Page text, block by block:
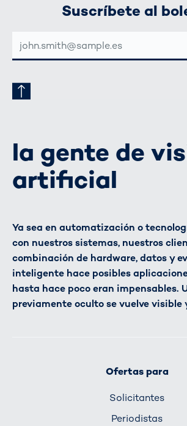
Suscríbete al
CORREO
la gente de
artificial
Ya sea en automatización o
con nuestros sistemas, nuestros
combinación de hardware, datos y
inteligente hace posibles
hasta hace poco eran impensables.
previamente oculto se vuelve visible
Ofertas para
Solicitantes
Periodistas